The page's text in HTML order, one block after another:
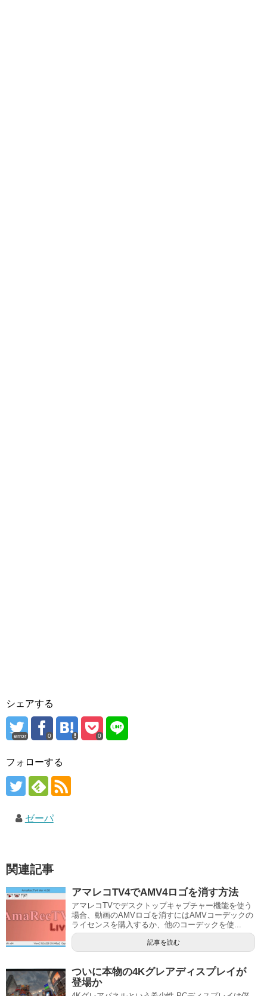
シェアする
error 0 0
フォローする
ゼーパ
関連記事
アマレコTV4でAMV4ロゴを消す方法
アマレコTVでデスクトップキャプチャー機能を使う
場合、動画のAMVロゴを消すにはAMVコーデックの
ライセンスを購入するか、他のコーデックを使...
記事を読む
ついに本物の4Kグレアディスプレイが
登場か